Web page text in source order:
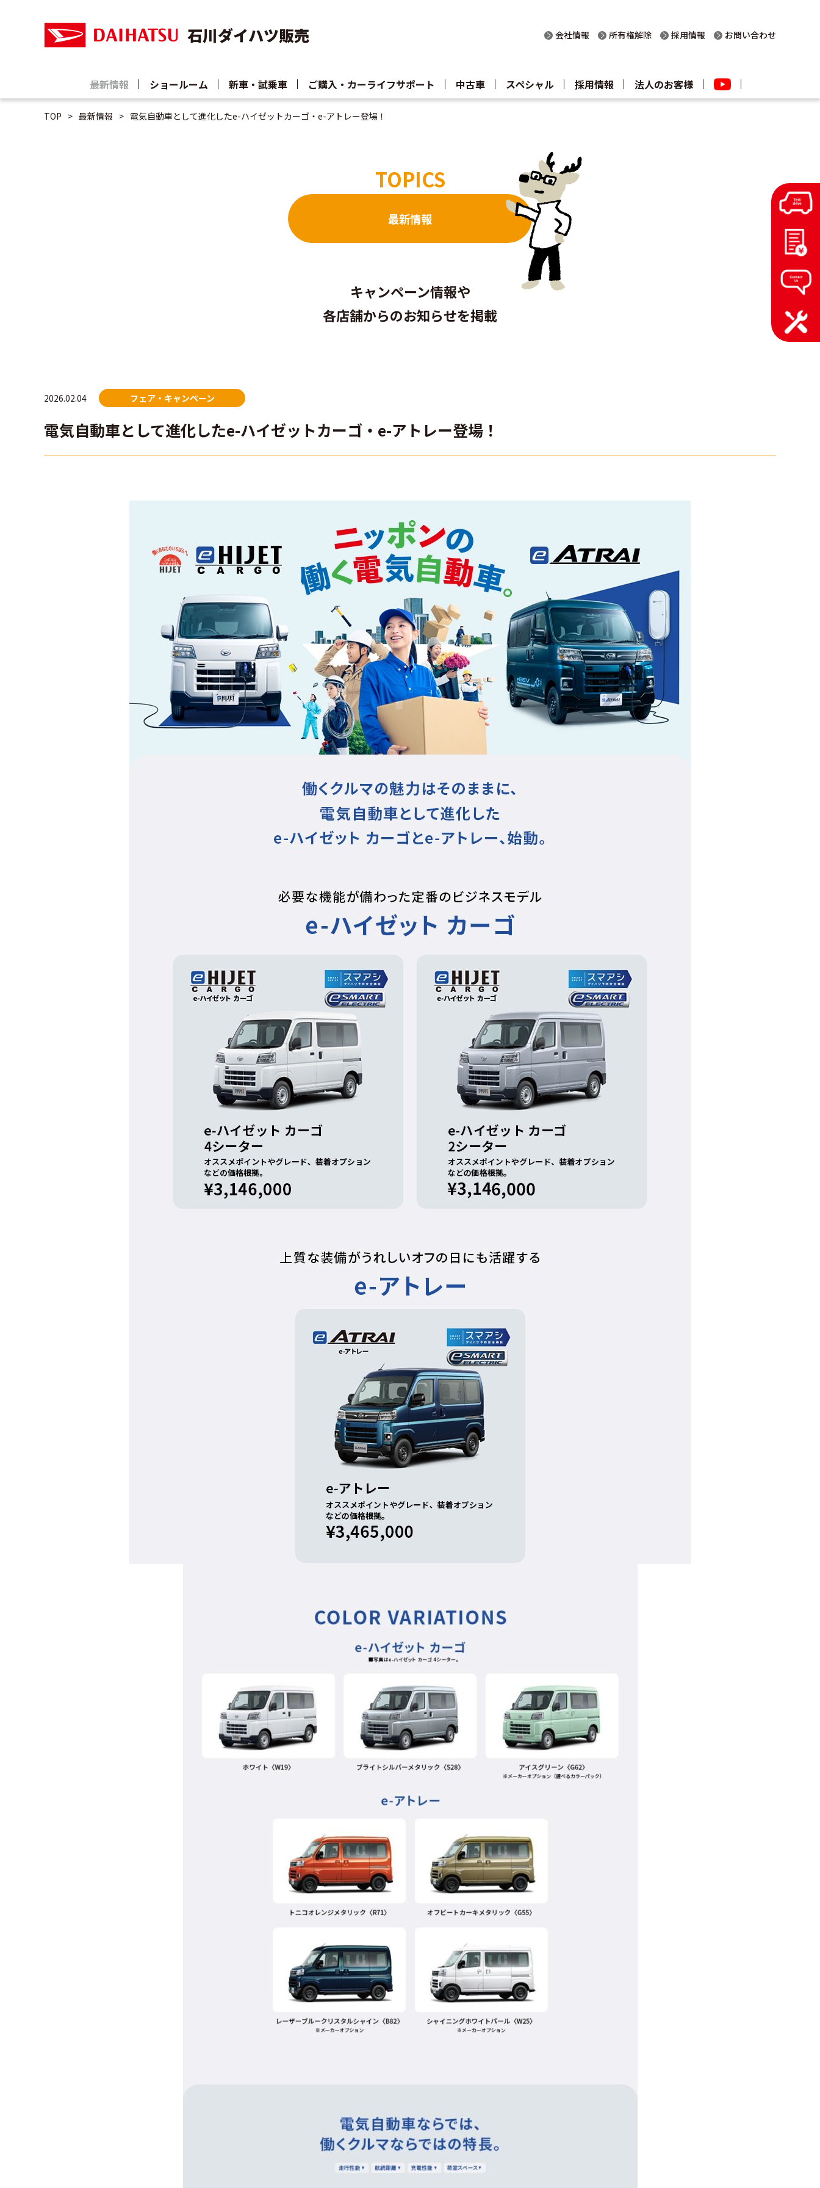
石川ダイハツ販売 会社情報 所有権解除 採用情報 お問い合わせ
最新情報 ショールーム 新車・試乗車 ご購入・カーライフサポート 中古車 スペシャル 採用情報 法人のお客様
TOP 最新情報 電気自動車として進化したe-ハイゼットカーゴ・e-アトレー登場！
TOPICS
最新情報
キャンペーン情報や
各店舗からのお知らせを掲載
2026.02.04 フェア・キャンペーン
電気自動車として進化したe-ハイゼットカーゴ・e-アトレー登場！